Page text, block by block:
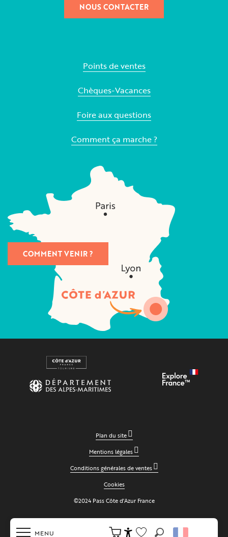
MENU
NOUS CONTACTER
Points de ventes
Chèques-Vacances
Foire aux questions
Comment ça marche ?
COMMENT VENIR ?
Plan du site
Mentions légales
Conditions générales de ventes
Cookies
©2024 Pass Côte d'Azur France